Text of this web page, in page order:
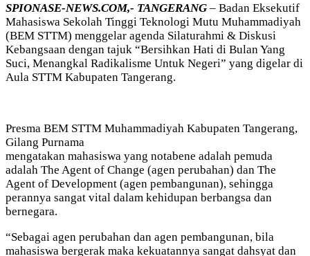
SPIONASE-NEWS.COM,- TANGERANG – Badan Eksekutif
Mahasiswa Sekolah Tinggi Teknologi Mutu Muhammadiyah
(BEM STTM) menggelar agenda Silaturahmi & Diskusi
Kebangsaan dengan tajuk “Bersihkan Hati di Bulan Yang
Suci, Menangkal Radikalisme Untuk Negeri” yang digelar di
Aula STTM Kabupaten Tangerang.
Presma BEM STTM Muhammadiyah Kabupaten Tangerang,
Gilang Purnama
mengatakan mahasiswa yang notabene adalah pemuda
adalah The Agent of Change (agen perubahan) dan The
Agent of Development (agen pembangunan), sehingga
perannya sangat vital dalam kehidupan berbangsa dan
bernegara.
“Sebagai agen perubahan dan agen pembangunan, bila
mahasiswa bergerak maka kekuatannya sangat dahsyat dan